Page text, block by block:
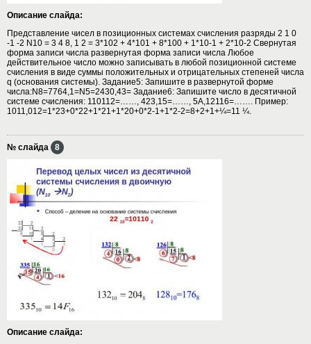
Описание слайда:
Представление чисел в позиционных системах счисления разряды 2 1 0
-1 -2 N10 = 3 4 8, 1 2 = 3*102 + 4*101 + 8*100 + 1*10-1 + 2*10-2 Свернутая
форма записи числа развернутая форма записи числа Любое
действительное число можно записывать в любой позиционной системе
счисления в виде суммы положительных и отрицательных степеней числа
q (основания системы). Задание5: Запишите в развернутой форме
числа:N8=7764,1=N5=2430,43= Задание6: Запишите число в десятичной
системе счисления: 110112=……, 423,15=……, 5А,12116=……. Пример:
1011,012=1*23+0*22+1*21+1*20+0*2-1+1*2-2=8+2+1+¼=11 ¼.
№ слайда 8
Описание слайда: